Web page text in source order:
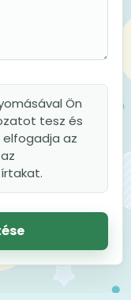
Ön
tesz és
elfogadja az
írtakat.